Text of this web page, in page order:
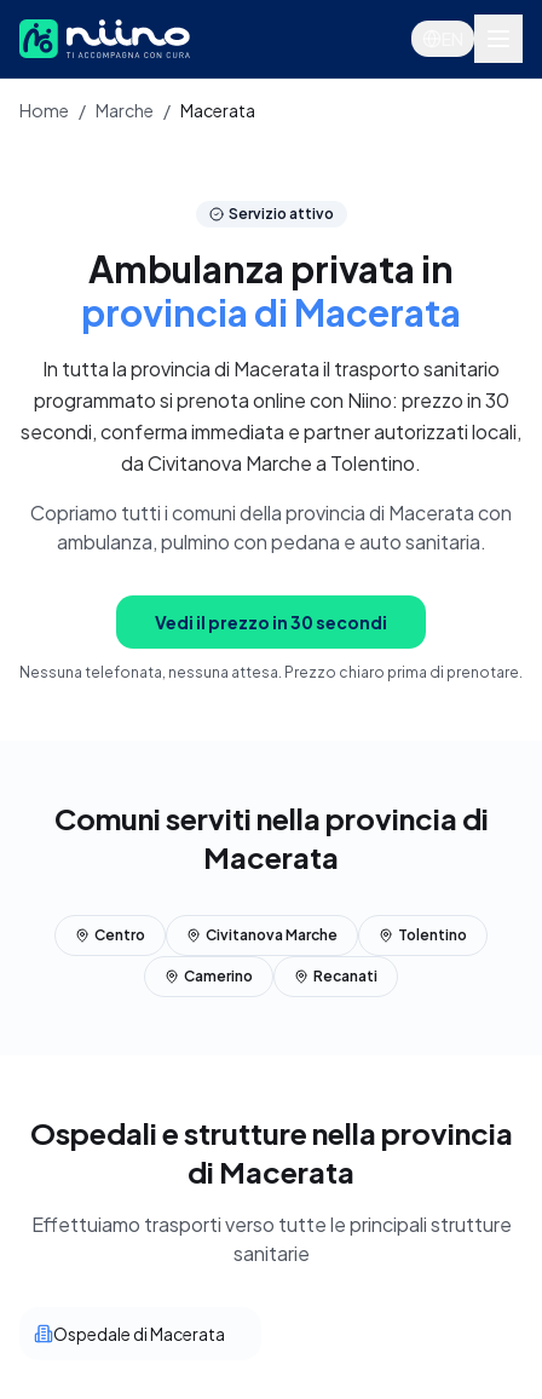
Accedi
Prenota ora
Home / Marche / Macerata
Servizio attivo
Ambulanza privata in
provincia di Macerata
In tutta la provincia di Macerata il trasporto sanitario
programmato si prenota online con Niino: prezzo in 30
secondi, conferma immediata e partner autorizzati locali,
da Civitanova Marche a Tolentino.
Copriamo tutti i comuni della provincia di Macerata con
ambulanza, pulmino con pedana e auto sanitaria.
Vedi il prezzo in 30 secondi
Nessuna telefonata, nessuna attesa. Prezzo chiaro prima di prenotare.
Comuni serviti nella provincia di
Macerata
Centro Civitanova Marche Tolentino
Camerino Recanati
Ospedali e strutture nella provincia
di Macerata
Effettuiamo trasporti verso tutte le principali strutture
sanitarie
Ospedale di Macerata